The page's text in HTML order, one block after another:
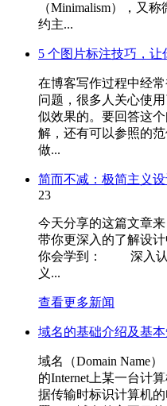
（Minimalism），又
约主...
5 个图片标注技巧，
在博客写作过程中经
问题，很多人关心使
似效果的。要回答这
解，还有可以参照的
做...
简而不减：极简主义
23
今天分享的这篇文章来
带你更深入的了解
你会学到： 深入
义...
查看更多新闻
域名的基础介绍及基
域名（Domain Name
的Internet上某一台计
据传输时标识计算机